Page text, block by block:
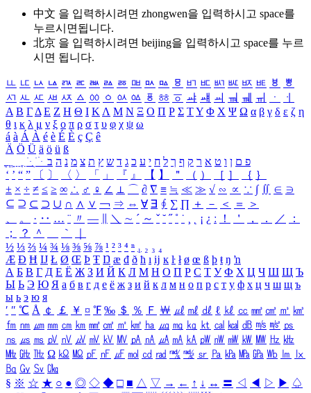
中文 을 입력하시려면 zhongwen을 입력하시고 space를
누르시면됩니다.
北京 을 입력하시려면 beijing을 입력하시고 space를 누르
시면 됩니다.
ㅥ ㅦ ㅧ ㅨ ㅩ ㅪ ㅫ ㅬ ㅭ ㅮ ㅯ ㅰ ㅱ ㅲ ㅳ ㅴ ㅵ ㅶ ㅷ ㅸ
ㅹ
ㅺ ㅻ ㅼ ㅽ ㅾ ㅿ ㆀ ㆁ ㆂ ㆃ ㆄ ㆅ ㆆ ㆇ ㆈ ㆉ ㆊ ㆋ ㆌ ㆍ
ㆎ
Α Β ΓΔ Ε Ζ Η Θ Ι ΚΛ Μ Ν Ξ Ο Π Ρ Σ ΤΥ Φ Χ Ψ Ω α β γ δ ε ζ η
θ ι κ λ μ ν ξ ο π ρ σ τ υ φ χ ψ ω
á à Á À é è É È ç Ç ê
Ä Ö Ü ä ö ü ß
ִֶֹ ֻּ ׁׂ פ ם ן ו ט א ר ק ף ך ל ח י ע כ ג ד ש ץ ת צ מ נ ה ב
‘ ’ “ ” 〔 〕 〈 〉 「 」 『 』 【 】 ＂ （ ） ［ ］ ｛ ｝
± × ÷ ≠ ≤ ≥ ∞ ∴ ♂ ♀ ∠ ⊥ ⌒ ∂ ∇ ≡ ≒ ≪ ≫ √ ∽ ∝ ∵ ∫ ∬ ∈ ∋
⊆ ⊇ ⊂ ⊃ ∪ ∩ ∧ ∨ ￢ ⇒ ⇔ ∀ ∃ ∮ ∑ ∏ ＋ － ＜ ＝
＞
、
。 · ‥ … ¨ 〃 ― ＼ ∼ ´ ～ ˇ ˘ ˝ ˚ ˙ ¸ ¡ ¿ ː ！ ＇ ， ． ／
：
；
？ ＾ ｀
½ ⅓ ⅔ ¼ ¾ ⅛ ⅜ ⅝ ⅞ ¹ ² ³ ⁴ ⁿ ₁ ₂ ₃ ₄
Æ Ð Ħ Ĳ Ł Ø Œ Þ Ŧ Ŋ æ đ ð ħ ı ĳ ĸ ŀ ł ø œ ß þ ŧ ŋ ŉ
А Б В Г Д Е Ё Ж З И Й К Л М Н О П Р С Т У Ф Х Ц Ч Ш Щ Ъ
Ы Ь Э Ю Я а б в г д е ё ж з и й к л м н о п р с т у ф х ц ч ш щ ъ
ы ь э ю я
′ ″ ℃ Å ￠ ￡ ￥ ¤ ℉ ‰ ＄ ％ Ｆ ￦ ㎕ ㎖ ㎗ ℓ ㎘ ㏄ ㎣ ㎤ ㎥ ㎦
㎙ ㎚ ㎛ ㎜ ㎝ ㎞ ㎟ ㎠ ㎡ ㎢ ㏊ ㎍ ㎎ ㎏ ㏏ ㎈ ㎉ ㏈ ㎧ ㎨ ㎰
㎱ ㎲ ㎳ ㎴ ㎵ ㎶ ㎷ ㎸ ㎹ ㎀ ㎁ ㎂ ㎃ ㎄ ㎺ ㎻ ㎽ ㎾ ㎿ ㎐ ㎑
㎒ ㎓ ㎔ Ω ㏀ ㏁ ㎊ ㎋ ㎌ ㏖ ㏅ ㎭ ㎮ ㎯ ㏛ ㎩ ㎪ ㎫ ㎬ ㏝ ㏐
㏓
㏃ ㏉ ㏜ ㏆
§ ※ ☆ ★ ○ ● ◎ ◇ ◆ □ ■ △ ▽ → ← ↑ ↓ ↔ 〓 ◁ ◀ ▷ ▶ ♤